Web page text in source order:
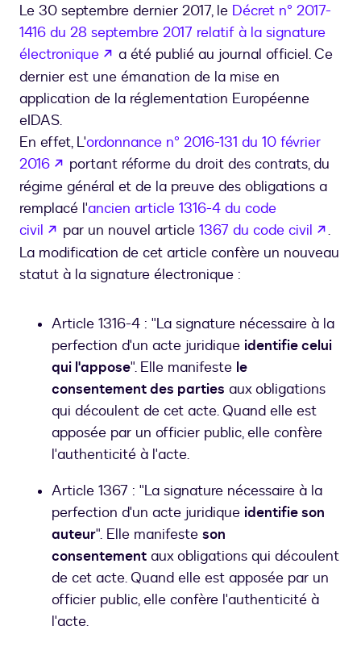
2017
Le 30 septembre dernier 2017, le Décret n° 2017-
1416 du 28 septembre 2017 relatif à la signature
électronique
s’ouvre dans un nouvel onglet
a été publié au journal officiel. Ce
dernier est une émanation de la mise en
application de la réglementation Européenne
eIDAS.
En effet, L'ordonnance n° 2016-131 du 10 février
2016
s’ouvre dans un nouvel onglet
portant réforme du droit des contrats, du
régime général et de la preuve des obligations a
remplacé l'ancien article 1316-4 du code
civil
s’ouvre dans un nouvel onglet
par un nouvel article 1367 du code civil
.
La modification de cet article confère un nouveau
statut à la signature électronique :
Article 1316-4 : "La signature nécessaire à la
perfection d'un acte juridique identifie celui
qui l'appose". Elle manifeste le
consentement des parties aux obligations
qui découlent de cet acte. Quand elle est
apposée par un officier public, elle confère
l'authenticité à l'acte.
Article 1367 : "La signature nécessaire à la
perfection d'un acte juridique identifie son
auteur". Elle manifeste son
consentement aux obligations qui découlent
de cet acte. Quand elle est apposée par un
officier public, elle confère l'authenticité à
l'acte.